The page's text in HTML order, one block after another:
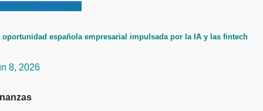
Tecnología
oportunidad española empresarial impulsada por la IA y las fintech
8, 2026